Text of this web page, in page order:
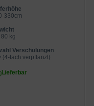
330cm
80 kg
Verschulungen
(4-fach verpflanzt)
Lieferbar